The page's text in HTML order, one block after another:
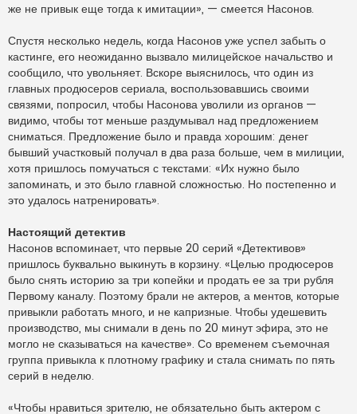
же не привык еще тогда к имитации», — смеется Насонов.
Спустя несколько недель, когда Насонов уже успел забыть о
кастинге, его неожиданно вызвало милицейское начальство и
сообщило, что увольняет. Вскоре выяснилось, что один из
главных продюсеров сериала, воспользовавшись своими
связями, попросил, чтобы Насонова уволили из органов —
видимо, чтобы тот меньше раздумывал над предложением
сниматься. Предложение было и правда хорошим: денег
бывший участковый получал в два раза больше, чем в милиции,
хотя пришлось помучаться с текстами: «Их нужно было
запоминать, и это было главной сложностью. Но постепенно и
это удалось натренировать».
Настоящий детектив
Насонов вспоминает, что первые 20 серий «Детективов»
пришлось буквально выкинуть в корзину. «Целью продюсеров
было снять историю за три копейки и продать ее за три рубля
Первому каналу. Поэтому брали не актеров, а ментов, которые
привыкли работать много, и не капризные. Чтобы удешевить
производство, мы снимали в день по 20 минут эфира, это не
могло не сказываться на качестве». Со временем съемочная
группа привыкла к плотному графику и стала снимать по пять
серий в неделю.
«Чтобы нравиться зрителю, не обязательно быть актером с